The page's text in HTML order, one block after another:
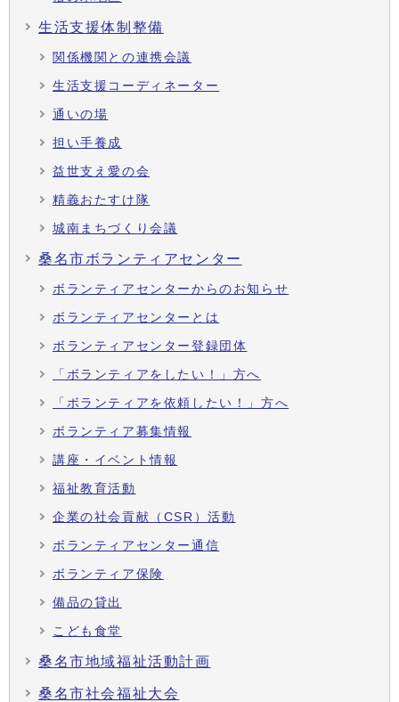
生活支援体制整備
関係機関との連携会議
生活支援コーディネーター
通いの場
担い手養成
益世支え愛の会
精義おたすけ隊
城南まちづくり会議
桑名市ボランティアセンター
ボランティアセンターからのお知らせ
ボランティアセンターとは
ボランティアセンター登録団体
「ボランティアをしたい！」方へ
「ボランティアを依頼したい！」方へ
ボランティア募集情報
講座・イベント情報
福祉教育活動
企業の社会貢献（CSR）活動
ボランティアセンター通信
ボランティア保険
備品の貸出
こども食堂
桑名市地域福祉活動計画
桑名市社会福祉大会